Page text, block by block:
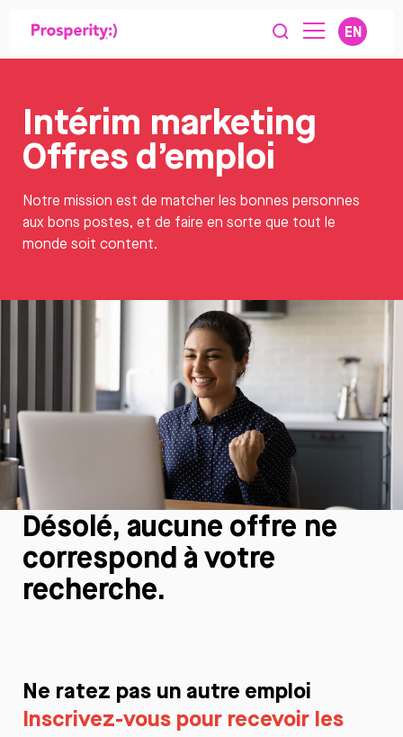
EN
Intérim marketing
Offres d’emploi
Notre mission est de matcher les bonnes personnes
aux bons postes, et de faire en sorte que tout le
monde soit content.
Désolé, aucune offre ne
correspond à votre
recherche.
Ne ratez pas un autre emploi
Inscrivez-vous pour recevoir les